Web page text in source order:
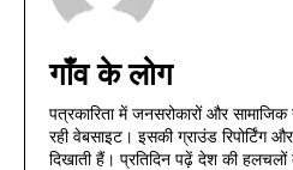
गाँव के लोग
पत्रकारिता में जनसरोकारों और
रही वेबसाइट। इसकी ग्राउंड रिपोर्टिंग
दिखाती हैं। प्रतिदिन पढ़ें देश की